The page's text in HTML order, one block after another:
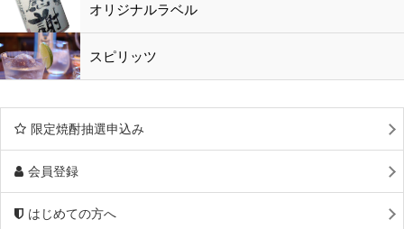
オリジナルラベル
スピリッツ
限定焼酎抽選申込み
会員登録
はじめての方へ